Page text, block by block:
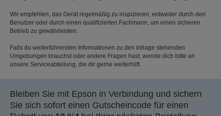
Wir empfehlen, das Gerät regelmäßig zu inspizieren, entweder durch den
Benutzer oder durch einen qualifizierten Fachmann, um einen sicheren
Betrieb zu gewährleisten.
Falls du weiterführenden Informationen zu den infrage stehenden
Umgebungen brauchst oder andere Fragen hast, wende dich bitte an
unsere Serviceabteilung, die dir gerne weiterhilft.
Bleiben Sie mit Epson in Verbindung und sichern
Sie sich sofort einen Gutscheincode für einen